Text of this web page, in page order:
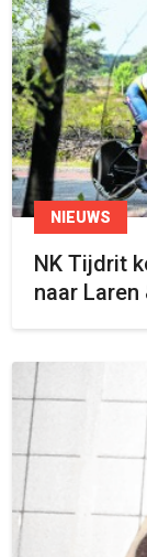
NIEUWS
NK Tijdrit
naar